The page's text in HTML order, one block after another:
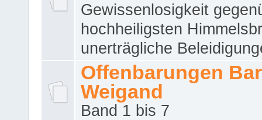
Gewissenlosigkeit
hochheiligsten
unerträgliche
Offenbarungen
Weigand
Band 1 bis 7